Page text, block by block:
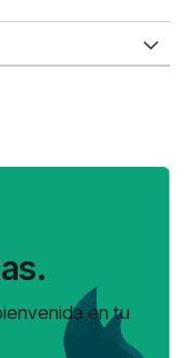
en tu